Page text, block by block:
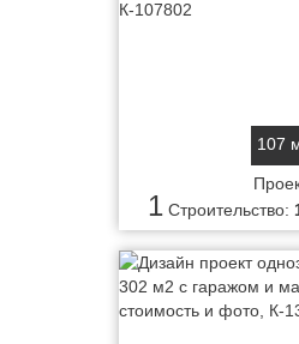
107
1 Строительство: